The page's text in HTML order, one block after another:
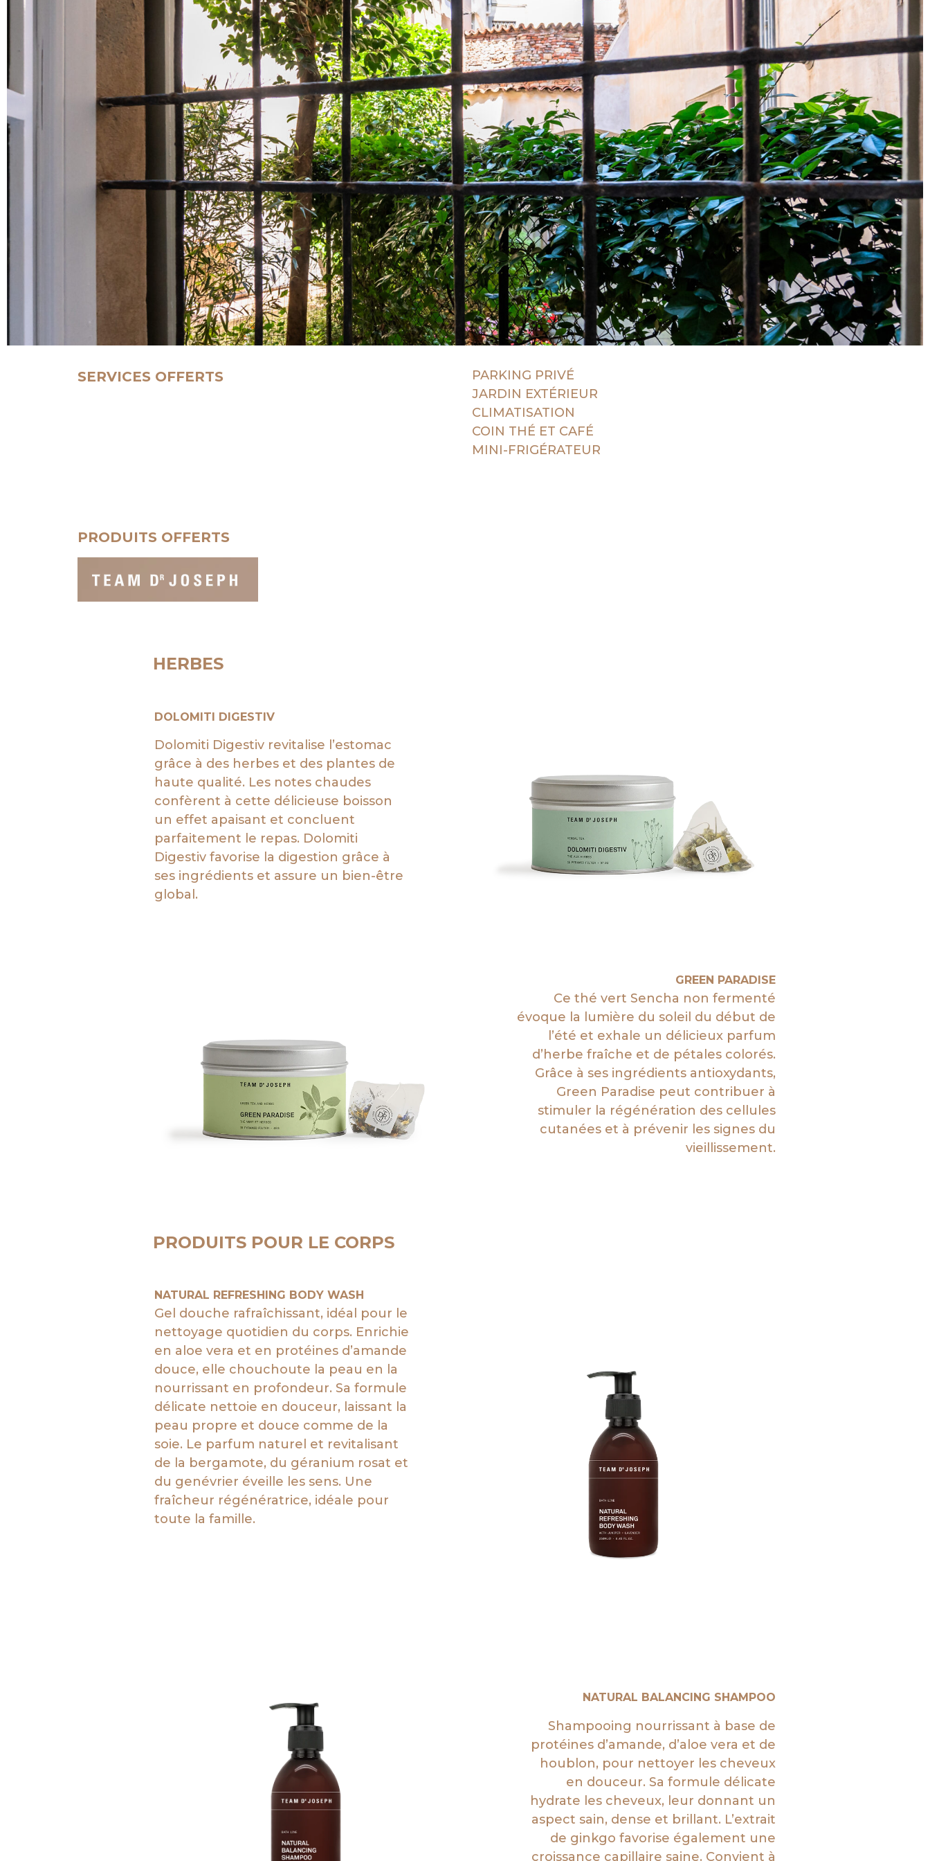
SERVICES OFFERTS
PARKING PRIVÉ
JARDIN EXTÉRIEUR
CLIMATISATION
COIN THÉ ET CAFÉ
MINI-FRIGÉRATEUR
PRODUITS OFFERTS
HERBES
DOLOMITI DIGESTIV
Dolomiti Digestiv revitalise l’estomac
grâce à des herbes et des plantes de
haute qualité. Les notes chaudes
confèrent à cette délicieuse boisson
un effet apaisant et concluent
parfaitement le repas. Dolomiti
Digestiv favorise la digestion grâce à
ses ingrédients et assure un bien-être
global.
GREEN PARADISE
Ce thé vert Sencha non fermenté
évoque la lumière du soleil du début de
l’été et exhale un délicieux parfum
d’herbe fraîche et de pétales colorés.
Grâce à ses ingrédients antioxydants,
Green Paradise peut contribuer à
stimuler la régénération des cellules
cutanées et à prévenir les signes du
vieillissement.
PRODUITS POUR LE CORPS
NATURAL REFRESHING BODY WASH
Gel douche rafraîchissant, idéal pour le
nettoyage quotidien du corps. Enrichie
en aloe vera et en protéines d’amande
douce, elle chouchoute la peau en la
nourrissant en profondeur. Sa formule
délicate nettoie en douceur, laissant la
peau propre et douce comme de la
soie. Le parfum naturel et revitalisant
de la bergamote, du géranium rosat et
du genévrier éveille les sens. Une
fraîcheur régénératrice, idéale pour
toute la famille.
NATURAL BALANCING SHAMPOO
Shampooing nourrissant à base de
protéines d’amande, d’aloe vera et de
houblon, pour nettoyer les cheveux
en douceur. Sa formule délicate
hydrate les cheveux, leur donnant un
aspect sain, dense et brillant. L’extrait
de ginkgo favorise également une
croissance capillaire saine. Convient à